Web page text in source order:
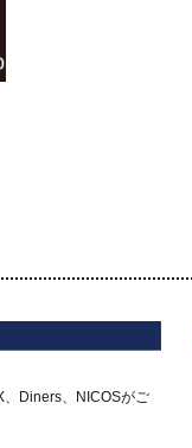
Diners、NICOSがご